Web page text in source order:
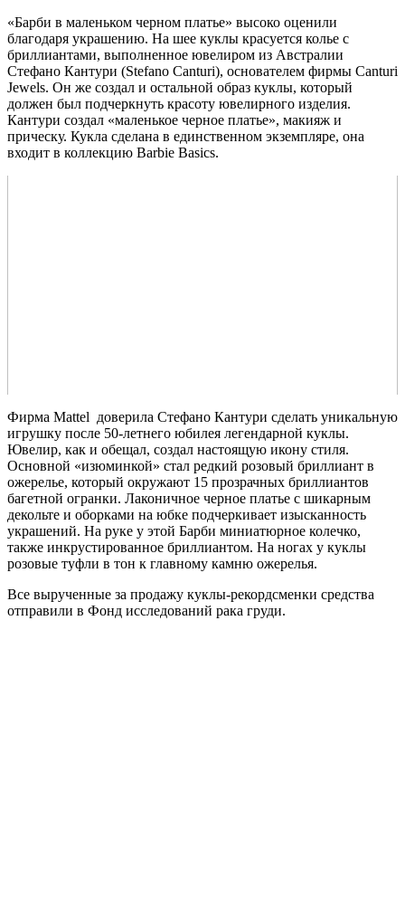
«Барби в маленьком черном платье» высоко оценили
благодаря украшению. На шее куклы красуется колье с
бриллиантами, выполненное ювелиром из Австралии
Стефано Кантури (Stefano Canturi), основателем фирмы Canturi
Jewels. Он же создал и остальной образ куклы, который
должен был подчеркнуть красоту ювелирного изделия.
Кантури создал «маленькое черное платье», макияж и
прическу. Кукла сделана в единственном экземпляре, она
входит в коллекцию Barbie Basics.
Фирма Mattel доверила Стефано Кантури сделать уникальную
игрушку после 50-летнего юбилея легендарной куклы.
Ювелир, как и обещал, создал настоящую икону стиля.
Основной «изюминкой» стал редкий розовый бриллиант в
ожерелье, который окружают 15 прозрачных бриллиантов
багетной огранки. Лаконичное черное платье с шикарным
декольте и оборками на юбке подчеркивает изысканность
украшений. На руке у этой Барби миниатюрное колечко,
также инкрустированное бриллиантом. На ногах у куклы
розовые туфли в тон к главному камню ожерелья.
Все вырученные за продажу куклы-рекордсменки средства
отправили в Фонд исследований рака груди.